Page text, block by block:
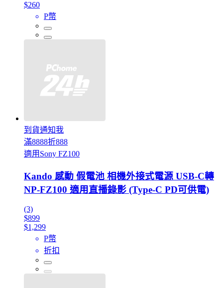
$260
P幣
到貨通知我
滿8888折888
適用Sony FZ100
Kando 感動 假電池 相機外接式電源 USB-C轉
NP-FZ100 適用直播錄影 (Type-C PD可供電)
(3)
$899
$1,299
P幣
折扣